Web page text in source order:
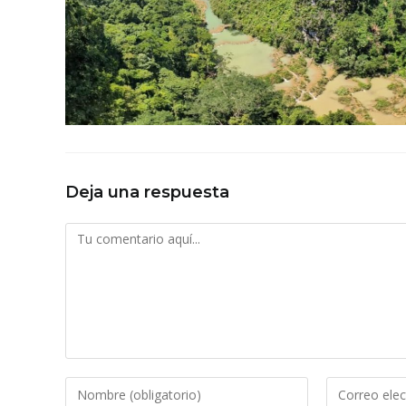
Deja una respuesta
Comentario
Introduce
Introduce